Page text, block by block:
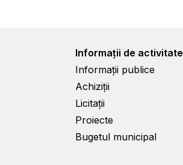
Informații de activitate
Informații publice
Achiziții
Licitații
Proiecte
Bugetul municipal